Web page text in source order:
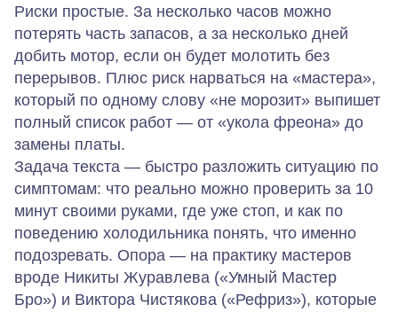
Риски простые. За несколько часов можно
потерять часть запасов, а за несколько дней
добить мотор, если он будет молотить без
перерывов. Плюс риск нарваться на «мастера»,
который по одному слову «не морозит» выпишет
полный список работ — от «укола фреона» до
замены платы.
Задача текста — быстро разложить ситуацию по
симптомам: что реально можно проверить за 10
минут своими руками, где уже стоп, и как по
поведению холодильника понять, что именно
подозревать. Опора — на практику мастеров
вроде Никиты Журавлева («Умный Мастер
Бро») и Виктора Чистякова («Рефриз»), которые